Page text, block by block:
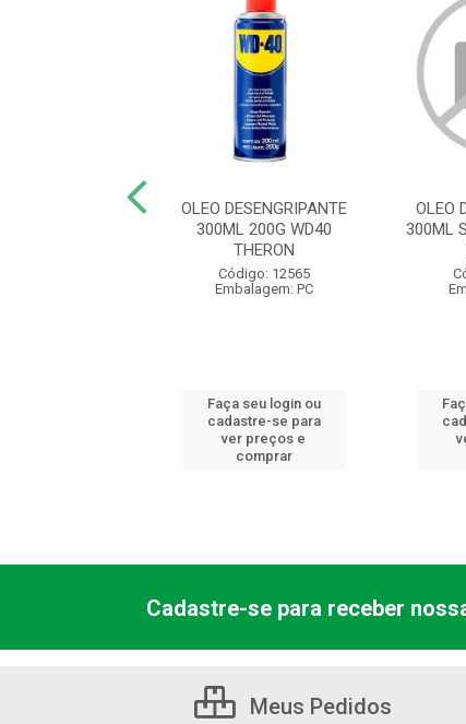
OLEO DESENGRIPANTE
300ML 200G WD40
THERON
Código: 12565
Embalagem: PC
Faça seu login ou
cadastre-se para
ver preços e
comprar
OLEO
300ML
Cadastre-se para receber
Meus Pedidos